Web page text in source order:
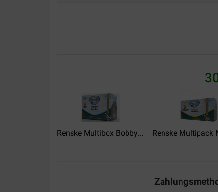
Product is goed , de bezorging slecht van de
waren er twaalf lek! Vieze stinkende dozen als
Breks meer
Translate to English
Renske Multibox Bobby... Renske Multipack